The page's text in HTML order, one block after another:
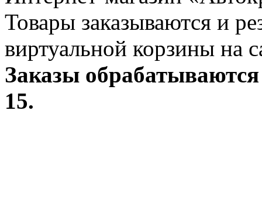
Товары заказываются и
виртуальной корзины на
Заказы
15.